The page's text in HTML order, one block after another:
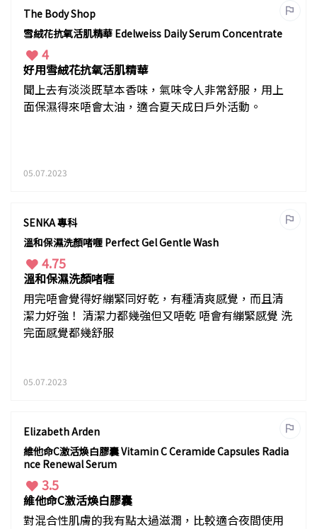
The Body Shop
雪絨花抗氧活肌精華 Edelweiss Daily Serum Concentrate
4
好用雪絨花抗氧活肌精華
聞上去有淡淡既草本香味，氣味令人非常舒服，用上
面保濕得來唔會太油，適合夏天成日戶外活動。
05.07.2023
SENKA 專科
溫和保濕洗顏啫喱 Perfect Gel Gentle Wash
4.75
溫和保濕洗顏啫喱
用完唔會覺得好繃緊同好乾，有種清爽感覺，而且清
潔力好強！ 清潔力都幾強但又唔乾 唔會有繃緊感覺 洗
完面感覺都幾舒服
05.07.2023
Elizabeth Arden
維他命C激活煥白膠囊 Vitamin C Ceramide Capsules Radia
nce Renewal Serum
3.5
維他命C激活煥白膠囊
對混合性肌膚的我有點太過滋潤，比較適合夜間使用